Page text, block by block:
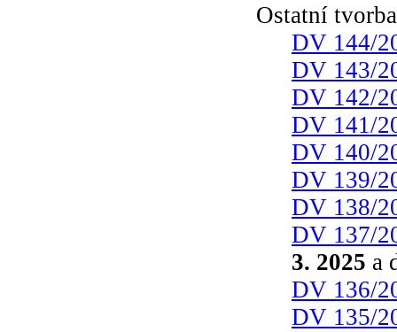
Ostatní
DV 144/
DV 143/
DV 142/
DV 141/
DV 140/
DV 139/
DV 138/
DV 137/
3. 2025 a
DV 136/
DV 135/